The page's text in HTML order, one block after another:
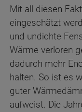
Mit all diesen
eingeschätzt
und undichte
Wärme verloren
dadurch mehr
halten. So ist es
guter
aufweist. Die